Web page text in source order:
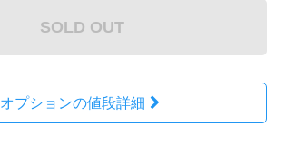
SOLD OUT
オプションの値段詳細